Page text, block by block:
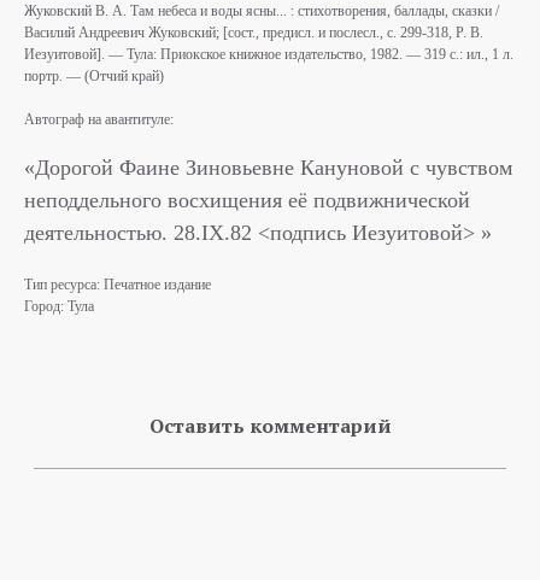
Жуковский В. А. Там небеса и воды ясны... : стихотворения, баллады, сказки /
Василий Андреевич Жуковский; [сост., предисл. и послесл., с. 299-318, Р. В.
Иезуитовой]. — Тула: Приокское книжное издательство, 1982. — 319 с.: ил., 1 л.
портр. — (Отчий край)
Автограф на авантитуле:
«Дорогой Фаине Зиновьевне Кануновой с чувством
неподдельного восхищения её подвижнической
деятельностью. 28.IX.82 <подпись Иезуитовой> »
Тип ресурса: Печатное издание
Город: Тула
Оставить комментарий